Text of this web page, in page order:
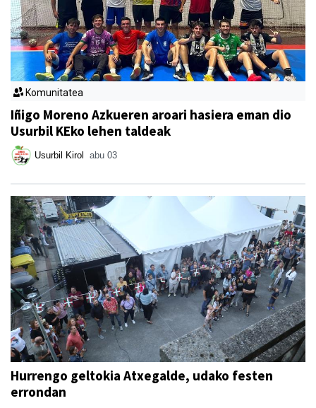
Komunitatea
Iñigo Moreno Azkueren aroari hasiera eman dio
Usurbil KEko lehen taldeak
Usurbil Kirol abu 03
Hurrengo geltokia Atxegalde, udako festen
errondan